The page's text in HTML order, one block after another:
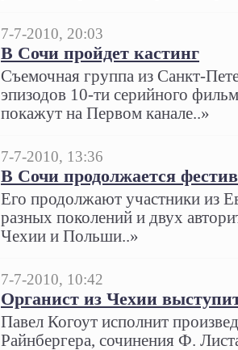
7-7-2010, 20:03
В Сочи пройдет кастинг
Съемочная группа из Санкт-
эпизодов 10-ти серийного
покажут на Первом канале..»
7-7-2010, 13:36
В Сочи продолжается
Его продолжают участники из
разных поколений и двух
Чехии и Польши..»
7-7-2010, 10:42
Органист из Чехии
Павел Когоут исполнит
Райнбергера, сочинения Ф.